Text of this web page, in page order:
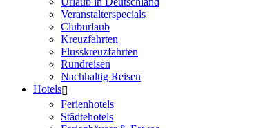
Veranstalterspecials
Cluburlaub
Kreuzfahrten
Flusskreuzfahrten
Rundreisen
Nachhaltig Reisen
Hotels
Ferienhotels
Städtehotels